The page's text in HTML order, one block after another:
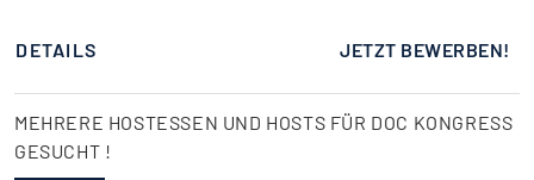
DETAILS JETZT BEWERBEN!
MEHRERE HOSTESSEN UND HOSTS FÜR DOC KONGRESS
GESUCHT !